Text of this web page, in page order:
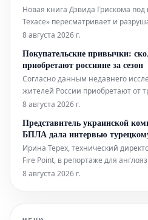
уже приступили к работе на
Новая книга Дэвида Грискома
Техасе» пересматривает и
представление о Техасе как о
8 августа 2026 г.
Покупательские привычки:
приобретают россияне за сезон
Согласно данным недавнего
жителей России приобретают от
течение одного сезона. При этом
анализ покупательских
более 1,7 тысячи рос
8 августа 2026 г.
Представитель украинской
БПЛА дала интервью
Ирина Терех, технический
Fire Point, в репортаже для
выразила обеспокоенность
8 августа 2026 г.